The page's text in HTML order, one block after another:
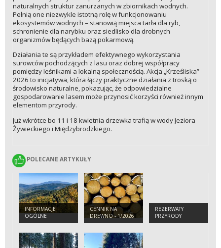
naturalnych struktur zanurzanych w zbiornikach wodnych.
Pełnią one niezwykle istotną rolę w funkcjonowaniu
ekosystemów wodnych – stanowią miejsca tarła dla ryb,
schronienie dla narybku oraz siedlisko dla drobnych
organizmów będących bazą pokarmową.
Działania te są przykładem efektywnego wykorzystania
surowców pochodzących z lasu oraz dobrej współpracy
pomiędzy leśnikami a lokalną społecznością. Akcja „Krześliska”
2026 to inicjatywa, która łączy praktyczne działania z troską o
środowisko naturalne, pokazując, że odpowiedzialne
gospodarowanie lasem może przynosić korzyści również innym
elementom przyrody.
Już wkrótce bo 11 i 18 kwietnia drzewka trafią w wody Jeziora
Żywieckiego i Międzybrodzkiego.
POLECANE ARTYKUŁY
POLECANE ARTYKUŁY
INFORMACJE
OGÓLNE
CENNIK NA
DREWNO - 1/2026
R.
REZERWATY
PRZYRODY